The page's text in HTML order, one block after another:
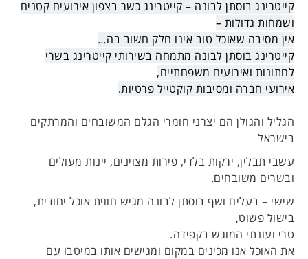
קייטרינג בוסתן לבונה – קייטרינג כשר בצפון אירועים קטנים
ושמחות גדולות –
אין מסיבה שאוכל טוב אינו חלק חשוב בה…
קייטרינג בוסתן לבונה מתמחה בשירותי קייטרינג בשרי
לחתונות ואירועים משפחתיים,
אירועי חברה ומסיבות קוקטייל פרטיות.
הגליל והגולן הם יצרני חומרי הגלם המשובחים והמרתקים
בישראל
עשבי תבלין, ירקות בלדי, פירות מצוינים, יינות מעולים
ובשרים משובחים.
שישי – בעלים ושף בוסתן לבונה מגיש חווית אוכל יחודית,
בישול פשוט,
טרי ועונתי המוגש בקפידה.
את האוכל אנו מכינים במקום ומגישים אותו במיטבו עם